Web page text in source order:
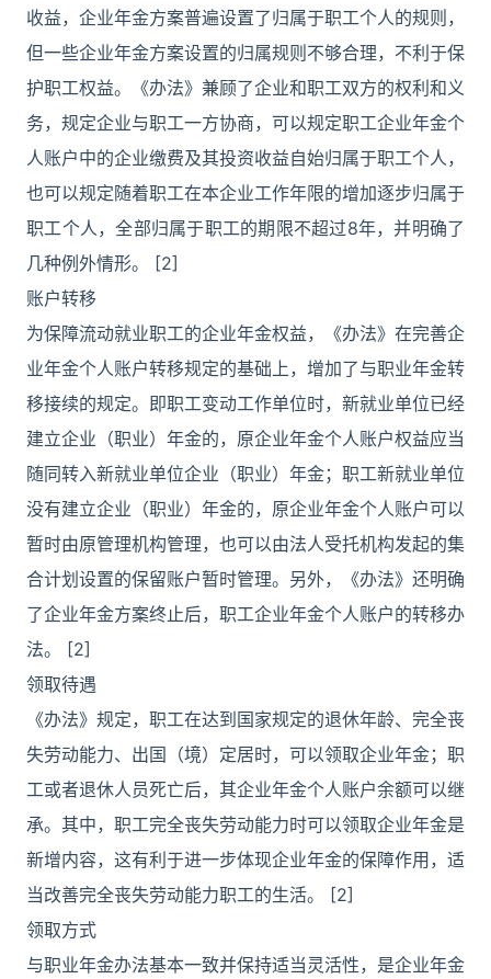
收益，企业年金方案普遍设置了归属于职工个人的规则，
但一些企业年金方案设置的归属规则不够合理，不利于保
护职工权益。《办法》兼顾了企业和职工双方的权利和义
务，规定企业与职工一方协商，可以规定职工企业年金个
人账户中的企业缴费及其投资收益自始归属于职工个人，
也可以规定随着职工在本企业工作年限的增加逐步归属于
职工个人，全部归属于职工的期限不超过8年，并明确了
几种例外情形。 [2]
账户转移
为保障流动就业职工的企业年金权益，《办法》在完善企
业年金个人账户转移规定的基础上，增加了与职业年金转
移接续的规定。即职工变动工作单位时，新就业单位已经
建立企业（职业）年金的，原企业年金个人账户权益应当
随同转入新就业单位企业（职业）年金；职工新就业单位
没有建立企业（职业）年金的，原企业年金个人账户可以
暂时由原管理机构管理，也可以由法人受托机构发起的集
合计划设置的保留账户暂时管理。另外，《办法》还明确
了企业年金方案终止后，职工企业年金个人账户的转移办
法。 [2]
领取待遇
《办法》规定，职工在达到国家规定的退休年龄、完全丧
失劳动能力、出国（境）定居时，可以领取企业年金；职
工或者退休人员死亡后，其企业年金个人账户余额可以继
承。其中，职工完全丧失劳动能力时可以领取企业年金是
新增内容，这有利于进一步体现企业年金的保障作用，适
当改善完全丧失劳动能力职工的生活。 [2]
领取方式
与职业年金办法基本一致并保持适当灵活性，是企业年金